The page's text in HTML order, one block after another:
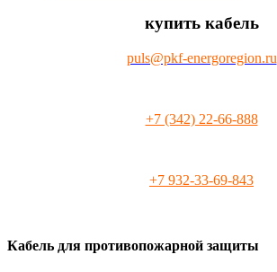
купить кабель
puls@pkf-energoregion.ru
+7 (342) 22-66-888
+7 932-33-69-843
Кабель для противопожарной защиты